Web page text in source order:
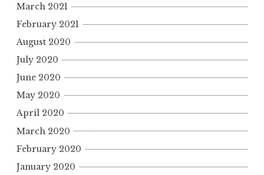
March 2021
February 2021
August 2020
July 2020
June 2020
May 2020
April 2020
March 2020
February 2020
January 2020